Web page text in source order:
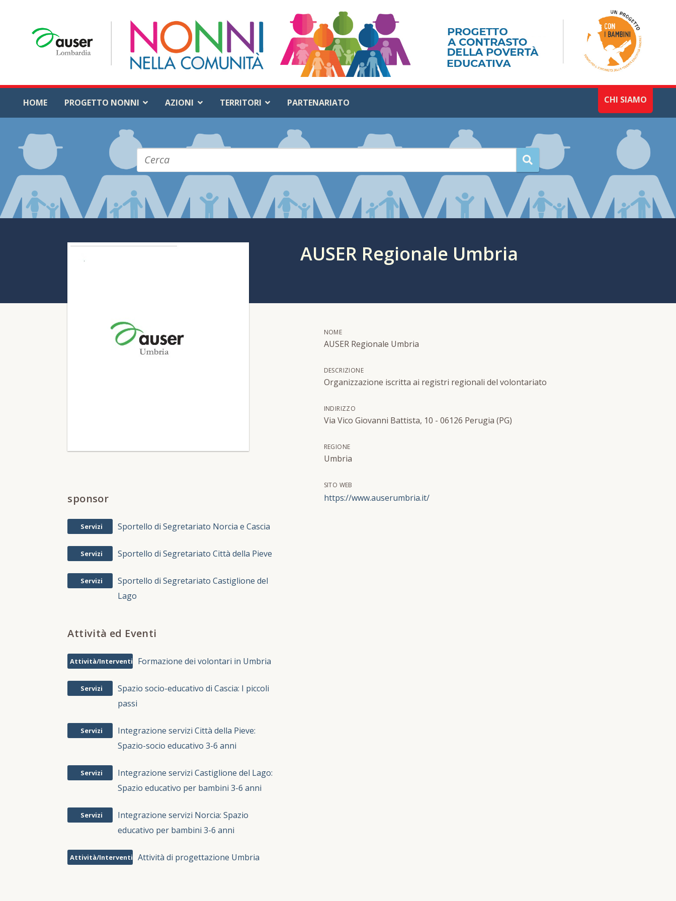
CHI SIAMO
HOME PROGETTO NONNI AZIONI TERRITORI PARTENARIATO
AUSER Regionale Umbria
NOME
AUSER Regionale Umbria
DESCRIZIONE
Organizzazione iscritta ai registri regionali del volontariato
INDIRIZZO
Via Vico Giovanni Battista, 10 - 06126 Perugia (PG)
REGIONE
Umbria
SITO WEB
https://www.auserumbria.it/
sponsor
Servizi Sportello di Segretariato Norcia e Cascia
Servizi Sportello di Segretariato Città della Pieve
Servizi
Sportello di Segretariato Castiglione del
Lago
Attività ed Eventi
Attività/Interventi Formazione dei volontari in Umbria
Servizi
Spazio socio-educativo di Cascia: I piccoli
passi
Servizi
Integrazione servizi Città della Pieve:
Spazio-socio educativo 3-6 anni
Servizi
Integrazione servizi Castiglione del Lago:
Spazio educativo per bambini 3-6 anni
Servizi
Integrazione servizi Norcia: Spazio
educativo per bambini 3-6 anni
Attività/Interventi Attività di progettazione Umbria